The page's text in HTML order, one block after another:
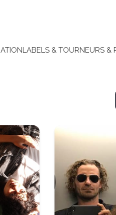
LABELS & TOURNEURS &